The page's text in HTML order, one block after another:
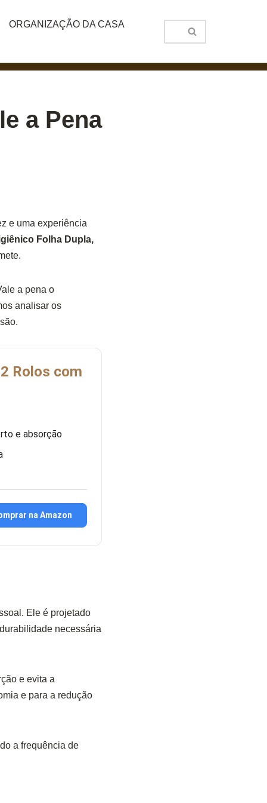
ORGANIZAÇÃO DA CASA
a Pena
e uma experiência
Folha Dupla,
a pena o
analisar os
Rolos com
e absorção
na Amazon
Ele é projetado
necessária
e evita a
e para a redução
a frequência de